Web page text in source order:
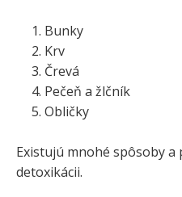
Bunky
Krv
Črevá
Pečeň a žlčník
Obličky
Existujú mnohé spôsoby
detoxikácii.